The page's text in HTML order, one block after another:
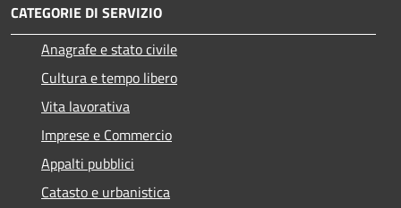
CATEGORIE DI SERVIZIO
Anagrafe e stato civile
Cultura e tempo libero
Vita lavorativa
Imprese e Commercio
Appalti pubblici
Catasto e urbanistica